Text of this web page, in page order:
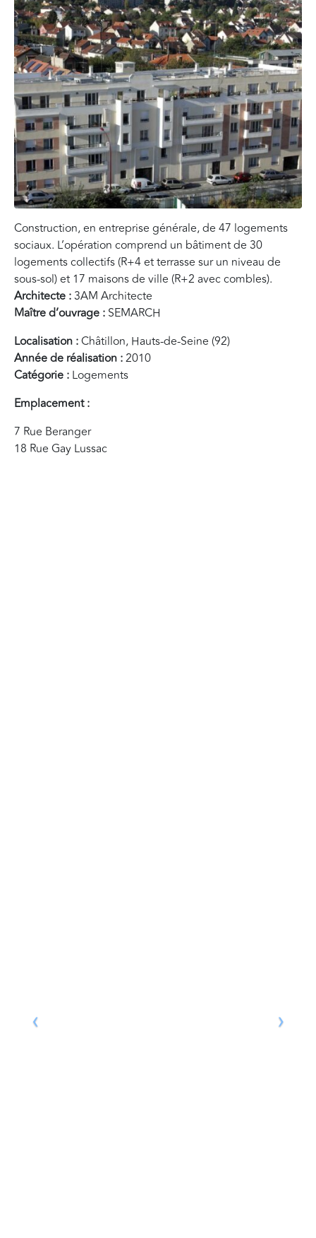
Construction, en entreprise générale, de 47 logements
sociaux. L’opération comprend un bâtiment de 30
logements collectifs (R+4 et terrasse sur un niveau de
sous-sol) et 17 maisons de ville (R+2 avec combles).
Architecte :3AM Architecte
Maître d’ouvrage : SEMARCH
Localisation :Châtillon, Hauts-de-Seine (92)
Année de réalisation :2010
Catégorie : Logements
Emplacement :
7 Rue Beranger
18 Rue Gay Lussac